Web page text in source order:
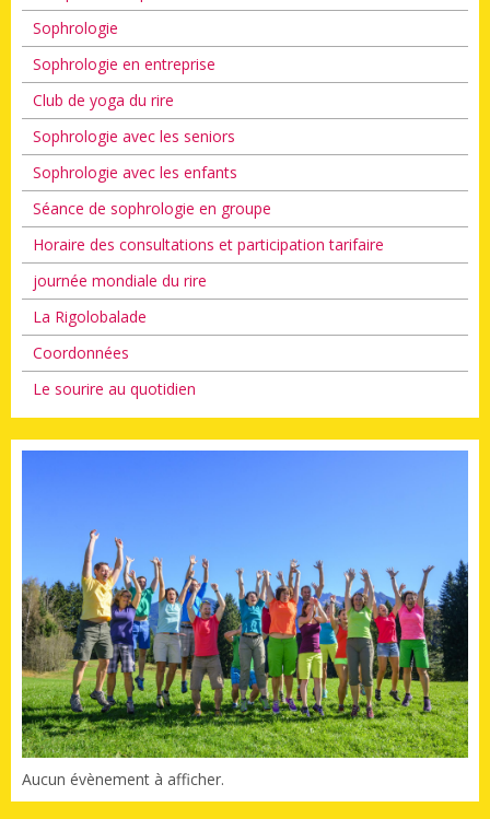
Sophrologie
Sophrologie en entreprise
Club de yoga du rire
Sophrologie avec les seniors
Sophrologie avec les enfants
Séance de sophrologie en groupe
Horaire des consultations et participation tarifaire
journée mondiale du rire
La Rigolobalade
Coordonnées
Le sourire au quotidien
Aucun évènement à afficher.